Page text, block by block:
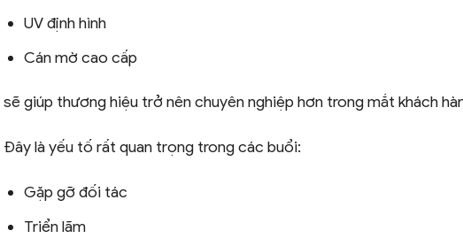
UV định hình
Cán mờ cao cấp
sẽ giúp thương hiệu trở nên chuyên nghiệp hơn trong mắt khách
Đây là yếu tố rất quan trọng trong các buổi:
Gặp gỡ đối tác
Triển lãm